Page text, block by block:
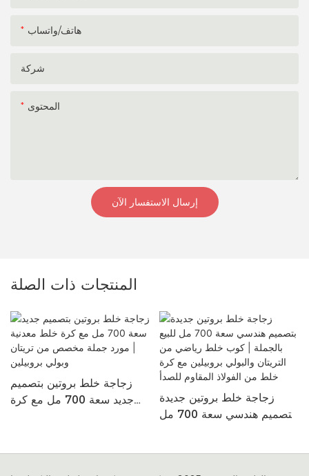
هاتف/واتساب
شركة
المحتوى
إرسال الاستفسار الآن
المنتجات ذات الصلة
زجاجة خلط بروتين بتصميم
جديد سعة 700 مل مع كرة
زجاجة خلط بروتين جديدة
بتصميم هندسي سعة 700 مل